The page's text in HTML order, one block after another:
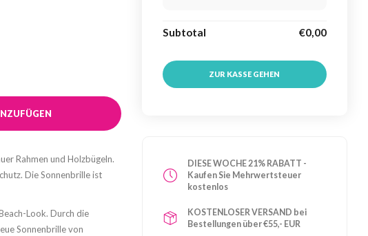
Rahmen und Holzbügeln.
Die Sonnenbrille ist
Look. Durch die
Sonnenbrille von
Subtotal €0,00
ZUR KASSE GEHEN
DIESE WOCHE 21% RABATT -
Kaufen Sie Mehrwertsteuer
kostenlos
KOSTENLOSER VERSAND bei
Bestellungen über €55,- EUR